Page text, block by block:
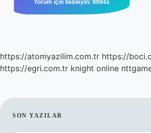
https://atomyazilim.com.tr https://
https://egri.com.tr knight online
SIDEBAR
SON YAZILAR